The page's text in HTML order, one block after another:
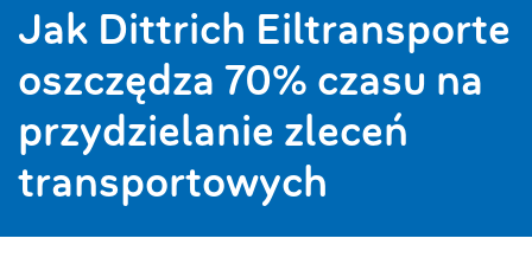
Jak Dittrich Eiltransporte
oszczędza 70% czasu na
przydzielanie zleceń
transportowych